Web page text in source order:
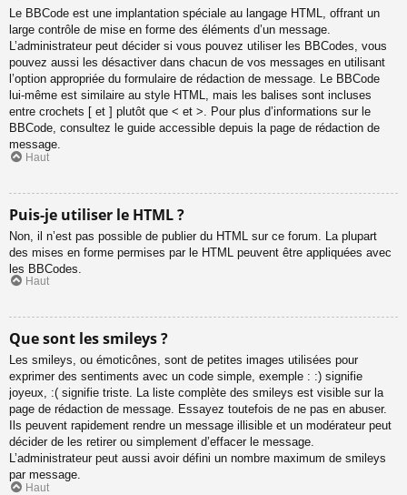
Le BBCode est une implantation spéciale au langage HTML, offrant un
large contrôle de mise en forme des éléments d’un message.
L’administrateur peut décider si vous pouvez utiliser les BBCodes, vous
pouvez aussi les désactiver dans chacun de vos messages en utilisant
l’option appropriée du formulaire de rédaction de message. Le BBCode
lui-même est similaire au style HTML, mais les balises sont incluses
entre crochets [ et ] plutôt que < et >. Pour plus d’informations sur le
BBCode, consultez le guide accessible depuis la page de rédaction de
message.
Haut
Puis-je utiliser le HTML ?
Non, il n’est pas possible de publier du HTML sur ce forum. La plupart
des mises en forme permises par le HTML peuvent être appliquées avec
les BBCodes.
Haut
Que sont les smileys ?
Les smileys, ou émoticônes, sont de petites images utilisées pour
exprimer des sentiments avec un code simple, exemple : :) signifie
joyeux, :( signifie triste. La liste complète des smileys est visible sur la
page de rédaction de message. Essayez toutefois de ne pas en abuser.
Ils peuvent rapidement rendre un message illisible et un modérateur peut
décider de les retirer ou simplement d’effacer le message.
L’administrateur peut aussi avoir défini un nombre maximum de smileys
par message.
Haut